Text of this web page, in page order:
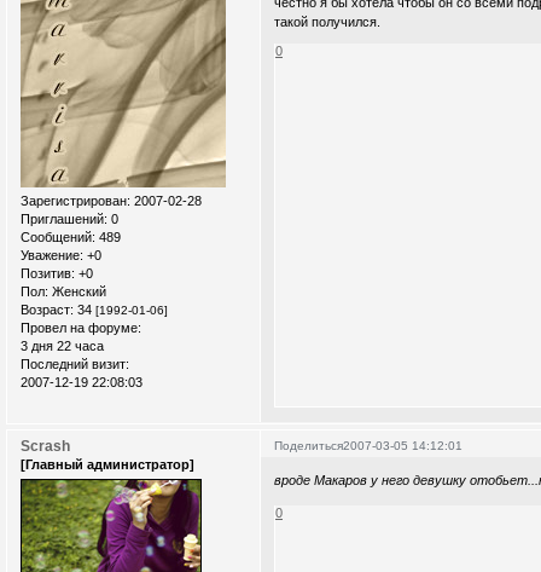
Зарегистрирован: 2007-02-28
Приглашений: 0
Сообщений: 489
Уважение: +0
Позитив: +0
Пол: Женский
Возраст: 34 [1992-01-06]
Провел на форуме:
3 дня 22 часа
Последний визит:
2007-12-19 22:08:03
такой получился.
0
Поделиться2007-03-05 14:12:01
Scrash
[Главный администратор]
вроде Макаров у него девушку
0